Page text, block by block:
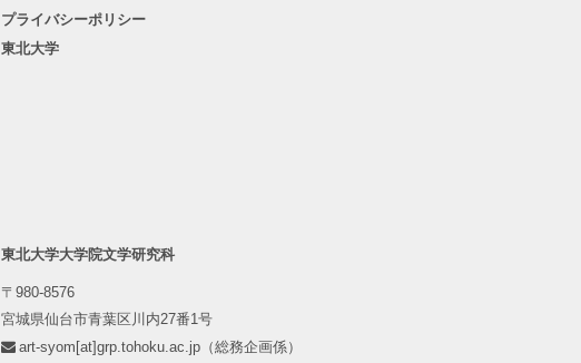
プライバシーポリシー
東北大学
東北大学大学院文学研究科
〒980-8576
宮城県仙台市青葉区川内27番1号
art-syom[at]grp.tohoku.ac.jp（総務企画係）